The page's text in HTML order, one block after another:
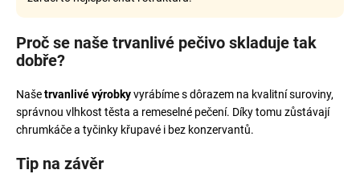
Proč se naše trvanlivé pečivo skladuje tak
dobře?
Našetrvanlivé výrobkyvyrábíme s dôrazem na kvalitní suroviny,
správnou vlhkost těsta a remeselné pečení. Díky tomu zůstávají
chrumkáče a tyčinky křupavé i bez konzervantů.
Tip na závěr